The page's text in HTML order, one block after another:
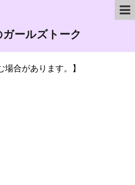
ールズトーク
場合があります。】